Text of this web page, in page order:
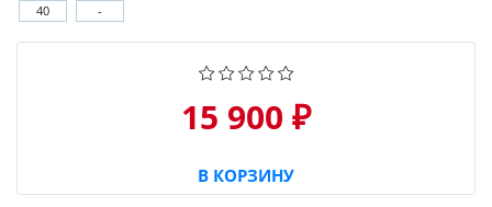
40 -
15 900 ₽
В КОРЗИНУ